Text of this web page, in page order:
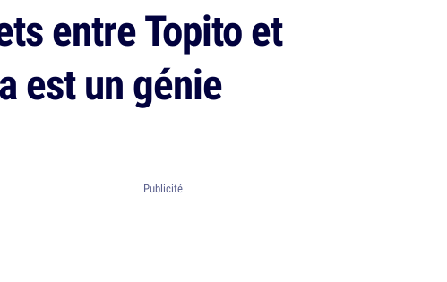
entre Topito et
est un génie